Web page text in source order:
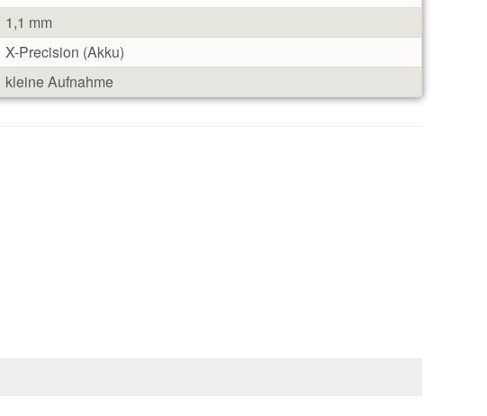
1,1 mm
X-Precision (Akku)
kleine Aufnahme